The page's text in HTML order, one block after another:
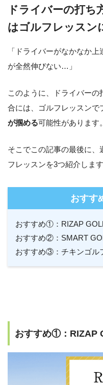
ドライバーの打ち
はゴルフレッスン
「ドライバーがなかなか
が全然伸びない…」
このように、ドライバー
合には、ゴルフレッスンで
が掴める可能性があります。
そこでこの記事の最後に
フレッスンを3つ紹介します
おすす
おすすめ①：RIZAP
おすすめ②：SMART
おすすめ③：チキンゴル
おすすめ①：RIZAP